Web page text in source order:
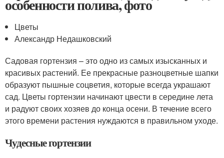
особенности полива, фото
Цветы
Александр Недашковский
Садовая гортензия – это одно из самых изысканных и
красивых растений. Ее прекрасные разноцветные шапки
образуют пышные соцветия, которые всегда украшают
сад. Цветы гортензии начинают цвести в середине лета
и радуют своих хозяев до конца осени. В течение всего
этого времени растения нуждаются в правильном уходе.
Чудесные гортензии